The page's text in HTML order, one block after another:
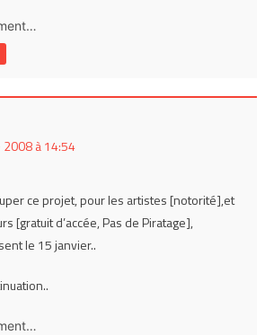
à 14:54
ce projet, pour les artistes [notorité],et
[gratuit d’accée, Pas de Piratage],
le 15 janvier..